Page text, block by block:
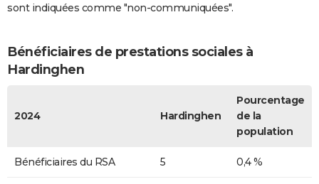
sont indiquées comme "non-communiquées".
Bénéficiaires de prestations sociales à
Hardinghen
2024 Hardinghen
Pourcentage
de la
population
Bénéficiaires du RSA 5 0,4 %